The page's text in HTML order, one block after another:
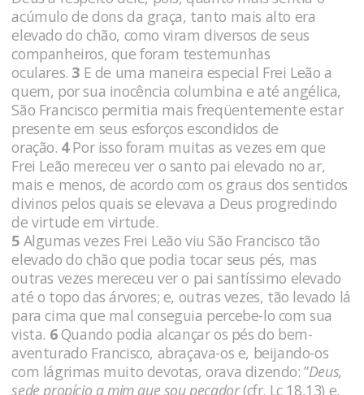
acúmulo de dons da graça, tanto mais alto era
elevado do chão, como viram diversos de seus
companheiros, que foram testemunhas
oculares. 3 E de uma maneira especial Frei Leão a
quem, por sua inocência columbina e até angélica,
São Francisco permitia mais freqüentemente estar
presente em seus esforços escondidos de
oração. 4Por isso foram muitas as vezes em que
Frei Leão mereceu ver o santo pai elevado no ar,
mais e menos, de acordo com os graus dos sentidos
divinos pelos quais se elevava a Deus progredindo
de virtude em virtude.
5 Algumas vezes Frei Leão viu São Francisco tão
elevado do chão que podia tocar seus pés, mas
outras vezes mereceu ver o pai santíssimo elevado
até o topo das árvores; e, outras vezes, tão levado lá
para cima que mal conseguia percebe-lo com sua
vista. 6Quando podia alcançar os pés do bem-
aventurado Francisco, abraçava-os e, beijando-os
com lágrimas muito devotas, orava dizendo: ”Deus,
sede propício a mim que sou pecador(cfr. Lc 18,13) e,